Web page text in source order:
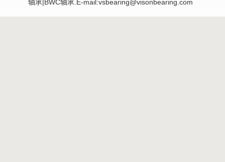
轴承|BWC轴承.E-mail:vsbearing@visonbearing.com